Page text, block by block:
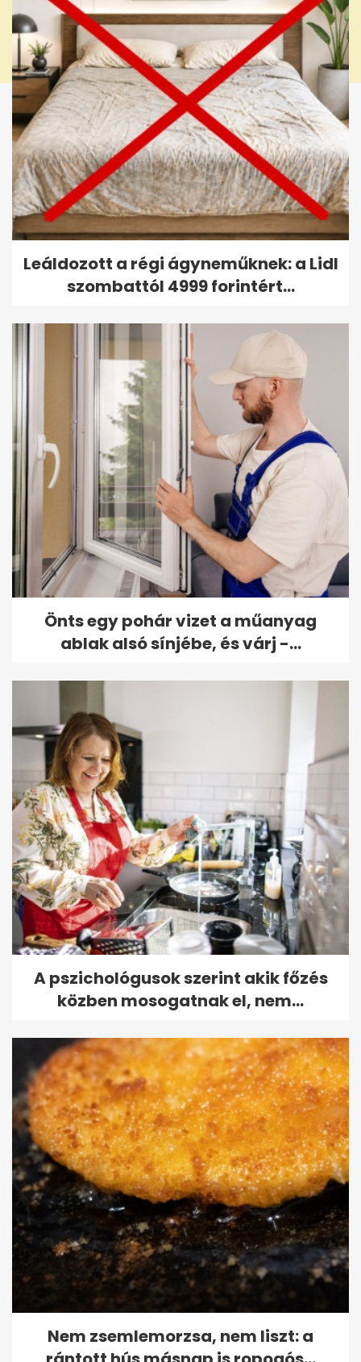
Leáldozott a régi ágyneműknek: a Lidl
szombattól 4999 forintért...
Önts egy pohár vizet a műanyag
ablak alsó sínjébe, és várj -...
A pszichológusok szerint akik főzés
közben mosogatnak el, nem...
Nem zsemlemorzsa, nem liszt: a